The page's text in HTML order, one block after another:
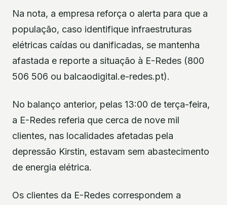
Na nota, a empresa reforça o alerta para que a
população, caso identifique infraestruturas
elétricas caídas ou danificadas, se mantenha
afastada e reporte a situação à E-Redes (800
506 506 ou balcaodigital.e-redes.pt).
No balanço anterior, pelas 13:00 de terça-feira,
a E-Redes referia que cerca de nove mil
clientes, nas localidades afetadas pela
depressão Kirstin, estavam sem abastecimento
de energia elétrica.
Os clientes da E-Redes correspondem a